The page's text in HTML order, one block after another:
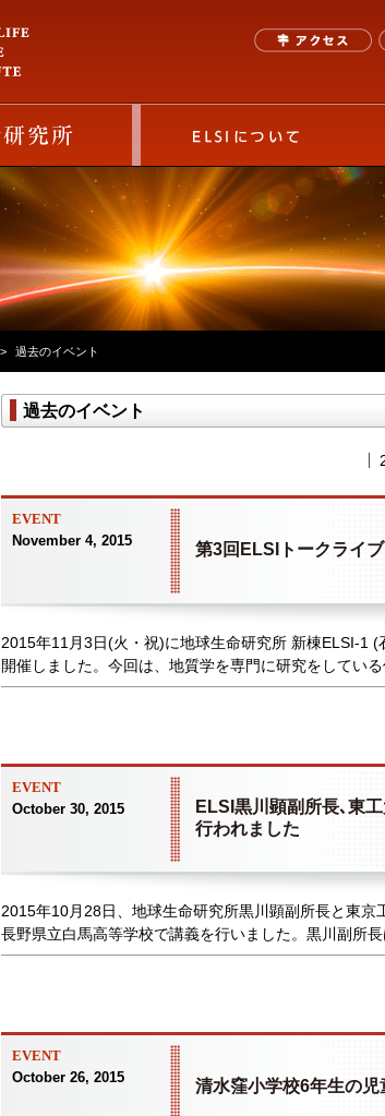
過去のイベント
過去のイベント
EVENT
November 4, 2015
第3回ELSIトークライ
2015年11月3日(火・祝)に地球生命研究所 新棟ELSI-1
開催しました。今回は、地質学を専門に研究をしている
EVENT
October 30, 2015
ELSI黒川顕副所長､東
行われました
2015年10月28日、地球生命研究所黒川顕副所長と東
長野県立白馬高等学校で講義を行いました。黒川副所
EVENT
October 26, 2015
清水窪小学校6年生の